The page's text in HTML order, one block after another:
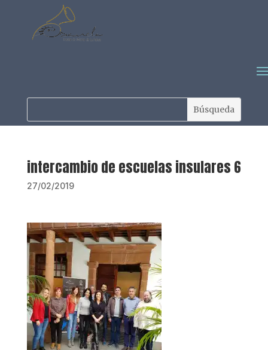
intercambio de escuelas insulares 6
27/02/2019